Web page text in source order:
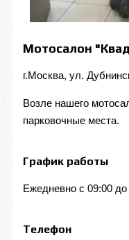
Мотосалон
г.Москва, ул.
Возле нашего
парковочные места.
График работы
Ежедневно с 09:00 до
Телефон